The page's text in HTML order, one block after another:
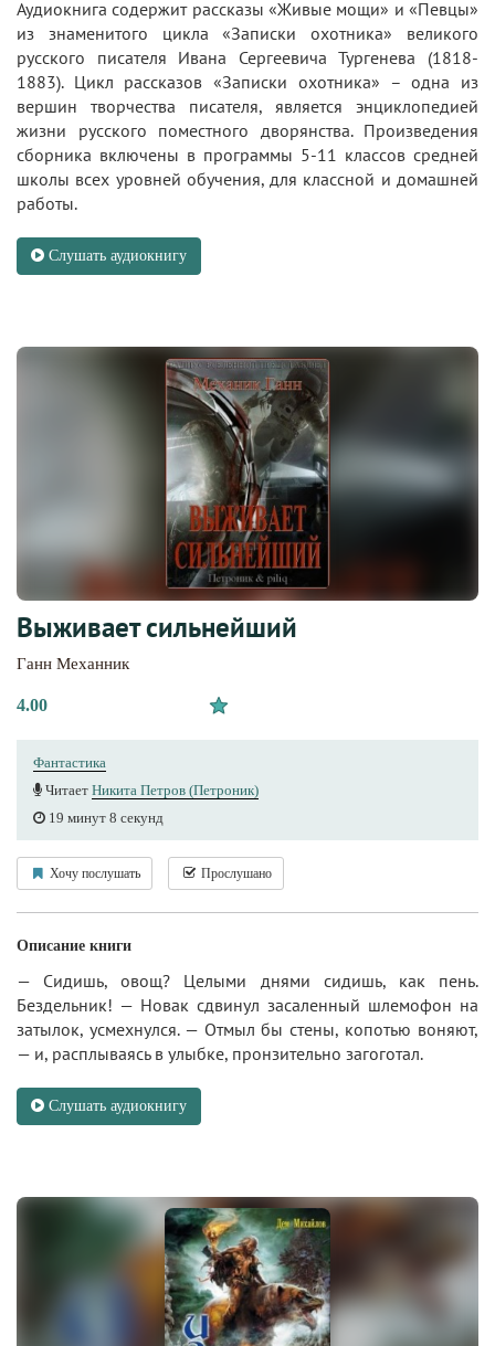
Аудиокнига содержит рассказы «Живые мощи» и «Певцы»
из знаменитого цикла «Записки охотника» великого
русского писателя Ивана Сергеевича Тургенева (1818-
1883). Цикл рассказов «Записки охотника» – одна из
вершин творчества писателя, является энциклопедией
жизни русского поместного дворянства. Произведения
сборника включены в программы 5-11 классов средней
школы всех уровней обучения, для классной и домашней
работы.
Слушать аудиокнигу
Выживает сильнейший
Ганн Механник
4.00
Фантастика
Читает Никита Петров (Петроник)
19 минут 8 секунд
Хочу послушать Прослушано
Описание книги
— Сидишь, овощ? Целыми днями сидишь, как пень.
Бездельник! — Новак сдвинул засаленный шлемофон на
затылок, усмехнулся. — Отмыл бы стены, копотью воняют,
— и, расплываясь в улыбке, пронзительно загоготал.
Слушать аудиокнигу